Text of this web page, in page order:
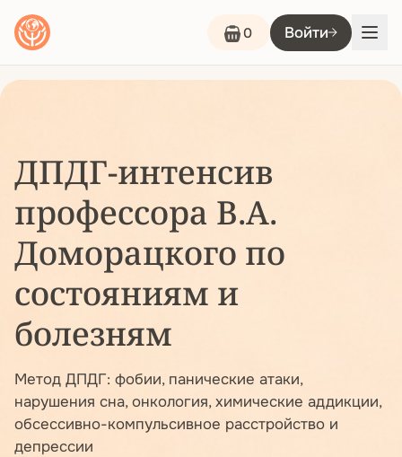
0 Войти
ДПДГ-интенсив
профессора В.А.
Доморацкого по
состояниям и
болезням
Метод ДПДГ: фобии, панические атаки,
нарушения сна, онкология, химические аддикции,
обсессивно-компульсивное расстройство и
депрессии